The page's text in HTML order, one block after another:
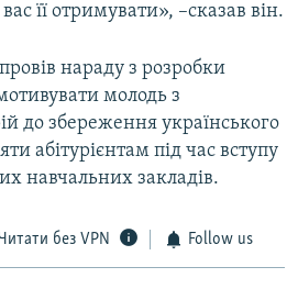
її отримувати», –сказав він.
нараду з розробки
молодь з
до збереження українського
абітурієнтам під час вступу
навчальних закладів.
без VPN Follow us